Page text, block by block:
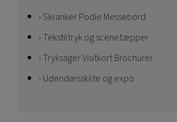
Skranker Podie Messebord
Tekstiltryk og scenetæpper
Tryksager Visitkort Brochurer
Udendørsskilte og expo